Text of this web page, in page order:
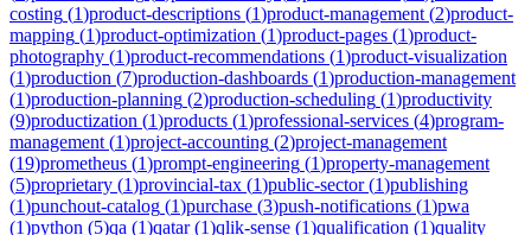
costing (1)product-descriptions (1)product-management (2)product-
mapping (1)product-optimization (1)product-pages (1)product-
photography (1)product-recommendations (1)product-visualization
(1)production (7)production-dashboards (1)production-management
(1)production-planning (2)production-scheduling (1)productivity
(9)productization (1)products (1)professional-services (4)program-
management (1)project-accounting (2)project-management
(19)prometheus (1)prompt-engineering (1)property-management
(5)proprietary (1)provincial-tax (1)public-sector(1)publishing
(1)punchout-catalog (1)purchase (3)push-notifications (1)pwa
(1)python (5)qa (1)qatar(1)qlik-sense (1)qualification (1)quality